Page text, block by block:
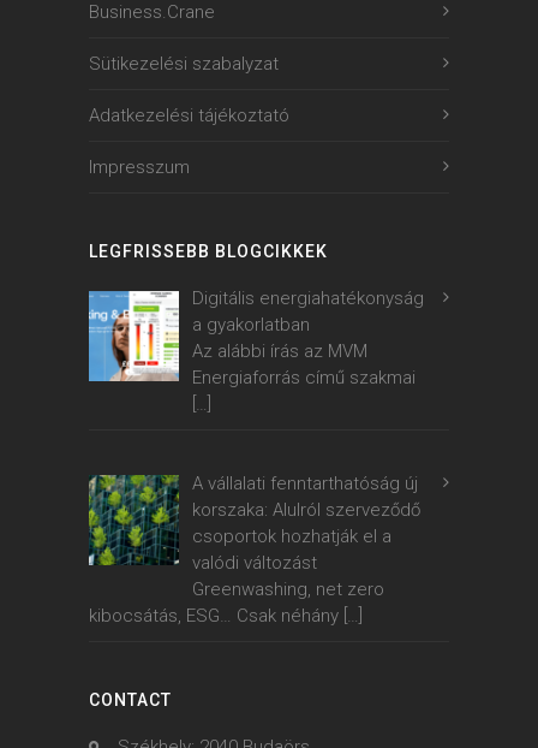
Business.Crane
Sütikezelési szabalyzat
Adatkezelési tájékoztató
Impresszum
LEGFRISSEBB BLOGCIKKEK
Digitális energiahatékonyság
a gyakorlatban
Az alábbi írás az MVM
Energiaforrás című szakmai
[…]
A vállalati fenntarthatóság új
korszaka: Alulról szerveződő
csoportok hozhatják el a
valódi változást
Greenwashing, net zero
kibocsátás, ESG… Csak néhány […]
CONTACT